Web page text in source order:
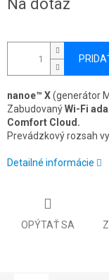
cena:
Na dotaz
nanoe™ X(generátor
ZabudovanýWi-Fi
Comfort Cloud.
Prevádzkový rozsah
Detailné informácie
OPÝTAŤ SA